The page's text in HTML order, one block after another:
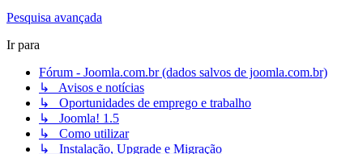
Pesquisa avançada
Ir para
Fórum - Joomla.com.br (dados salvos de joomla.com.br)
↳ Avisos e notícias
↳ Oportunidades de emprego e trabalho
↳ Joomla! 1.5
↳ Como utilizar
↳ Instalação, Upgrade e Migração